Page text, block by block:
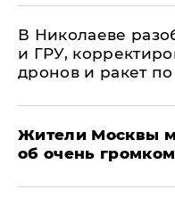
В Николаеве
и ГРУ,
дронов и ракет
Жители Москвы
об очень